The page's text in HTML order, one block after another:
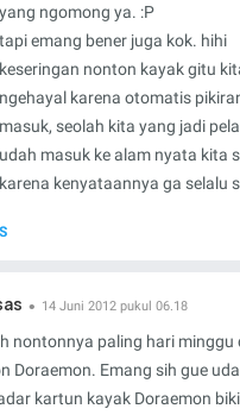
yang ngomong ya. :P
tapi emang bener juga kok. hihi
keseringan nonton kayak gitu
ngehayal karena otomatis
masuk, seolah kita yang jadi
udah masuk ke alam nyata kita
karena kenyataannya ga selalu
14 Juni 2012 pukul 06.18
nontonnya paling hari minggu
Doraemon. Emang sih gue
kartun kayak Doraemon